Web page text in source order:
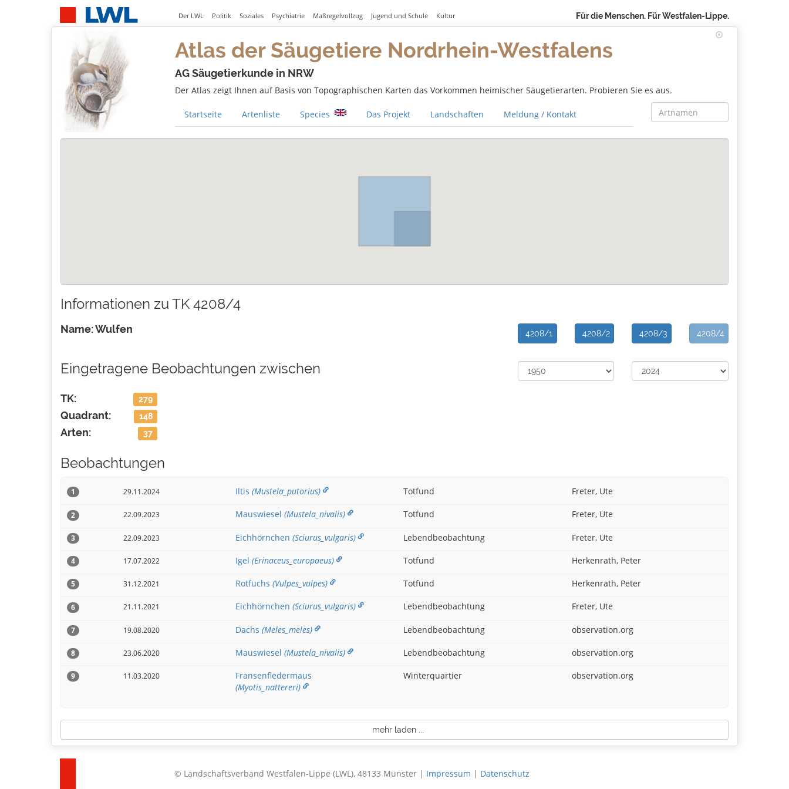
Der LWL Politik Soziales Psychiatrie Maßregelvollzug Jugend und Schule Kultur Für die Menschen. Für Westfalen-Lippe.
Atlas der Säugetiere Nordrhein-Westfalens
AG Säugetierkunde in NRW
Der Atlas zeigt Ihnen auf Basis von Topographischen Karten das Vorkommen heimischer Säugetierarten. Probieren Sie es aus.
Startseite Artenliste Species Das Projekt Landschaften Meldung / Kontakt
Informationen zu TK 4208/4
Name: Wulfen 4208/1 4208/2 4208/3 4208/4
Eingetragene Beobachtungen zwischen
TK:
Quadrant:
Arten:
279
148
37
Beobachtungen
1 29.11.2024 Iltis (Mustela_putorius) Totfund Freter, Ute
2 22.09.2023 Mauswiesel (Mustela_nivalis) Totfund Freter, Ute
3 22.09.2023 Eichhörnchen (Sciurus_vulgaris) Lebendbeobachtung Freter, Ute
4 17.07.2022 Igel (Erinaceus_europaeus) Totfund Herkenrath, Peter
5 31.12.2021 Rotfuchs (Vulpes_vulpes) Totfund Herkenrath, Peter
6 21.11.2021 Eichhörnchen (Sciurus_vulgaris) Lebendbeobachtung Freter, Ute
7 19.08.2020 Dachs (Meles_meles) Lebendbeobachtung observation.org
8 23.06.2020 Mauswiesel (Mustela_nivalis) Lebendbeobachtung observation.org
9 11.03.2020
Fransenfledermaus
(Myotis_nattereri)
Winterquartier observation.org
mehr laden ...
© Landschaftsverband Westfalen-Lippe (LWL), 48133 Münster | Impressum | Datenschutz